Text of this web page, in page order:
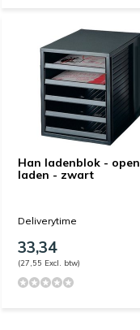
Han ladenblok - open
laden - zwart
Deliverytime
33,34
(27,55 Excl. btw)